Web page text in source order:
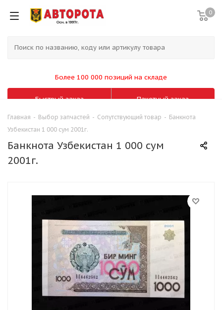
0
Более 100 000 позиций на складе
Быстрый заказ Пакетный заказ
Главная - Выбор запчастей - Сопутствующий товар - Банкнота
Узбекистан 1 000 сум 2001г.
Банкнота Узбекистан 1 000 сум
2001г.